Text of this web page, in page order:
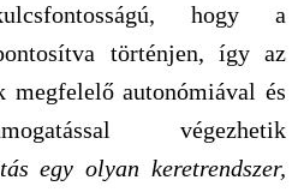
hogy a
történjen, így az
megfelelő autonómiával és
végezhetik
egy olyan keretrendszer,